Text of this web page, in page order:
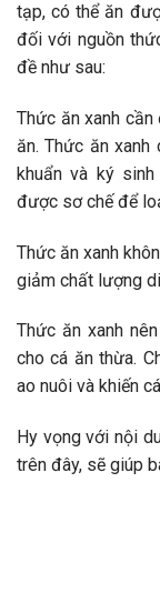
tạp, có thể ăn
đối với nguồn
đề như sau:
Thức ăn xanh
ăn. Thức ăn
khuẩn và ký
được sơ chế để
Thức ăn xanh
giảm chất lượng
Thức ăn xanh
cho cá ăn thừa.
ao nuôi và khiến
Hy vọng với nội
trên đây, sẽ giúp